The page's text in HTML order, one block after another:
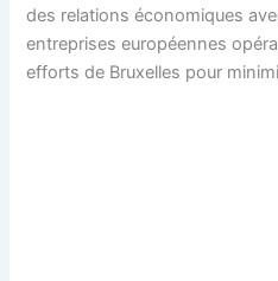
des relations économiques
entreprises européennes
efforts de Bruxelles pour